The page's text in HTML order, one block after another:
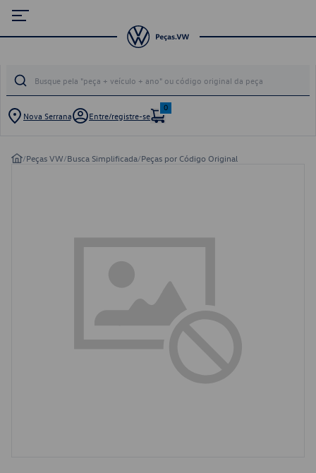
Nova Serrana Entre/registre-se
0
/Peças VW/Busca Simplificada/Peças por Código Original